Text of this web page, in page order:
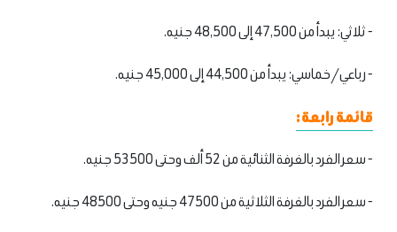
- ثلاثي: يبدأ من 47,500 إلى 48,500 جنيه.
- رباعي/خماسي: يبدأ من 44,500 إلى 45,000 جنيه.
قائمة رابعة:
- سعر الفرد بالغرفة الثنائية من 52 ألف وحتى 53500 جنيه.
- سعر الفرد بالغرفة الثلاثية من 47500 جنيه وحتى 48500 جنيه.